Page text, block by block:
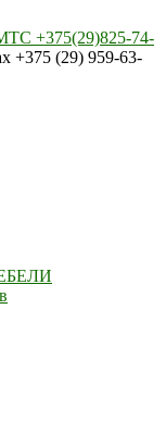
+375(29)825-74-
+375 (29) 959-63-